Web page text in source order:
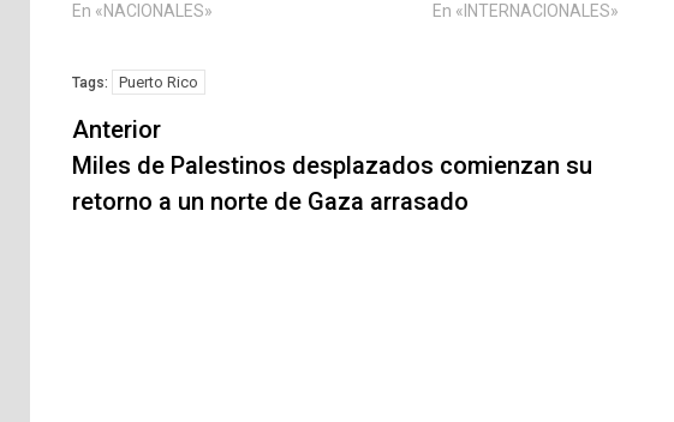
En «NACIONALES»
En «INTERNACIONALES»
Tags: Puerto Rico
Navegación
de
entradas
Anterior
Miles de Palestinos desplazados comienzan su
retorno a un norte de Gaza arrasado